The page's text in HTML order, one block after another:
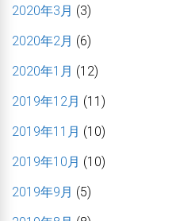
2020年3月 (3)
2020年2月 (6)
2020年1月 (12)
2019年12月 (11)
2019年11月 (10)
2019年10月 (10)
2019年9月 (5)